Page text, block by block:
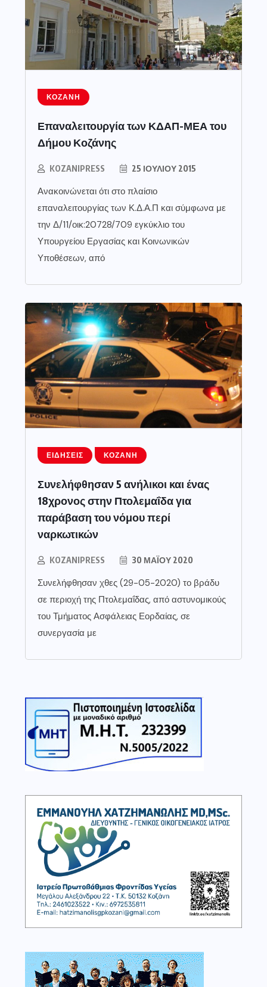
ΚΟΖΆΝΗ
Επαναλειτουργία των ΚΔΑΠ-ΜΕΑ του
Δήμου Κοζάνης
KOZANIPRESS 25 ΙΟΥΛΊΟΥ 2015
Ανακοινώνεται ότι στο πλαίσιο
επαναλειτουργίας των Κ.Δ.Α.Π και σύμφωνα με
την Δ/11/οικ:20728/709 εγκύκλιο του
Υπουργείου Εργασίας και Κοινωνικών
Υποθέσεων, από
ΕΙΔΉΣΕΙΣ ΚΟΖΆΝΗ
Συνελήφθησαν 5 ανήλικοι και ένας
18χρονος στην Πτολεμαΐδα για
παράβαση του νόμου περί
ναρκωτικών
KOZANIPRESS 30 ΜΑΪ́ΟΥ 2020
Συνελήφθησαν χθες (29-05-2020) το βράδυ
σε περιοχή της Πτολεμαΐδας, από αστυνομικούς
του Τμήματος Ασφάλειας Εορδαίας, σε
συνεργασία με